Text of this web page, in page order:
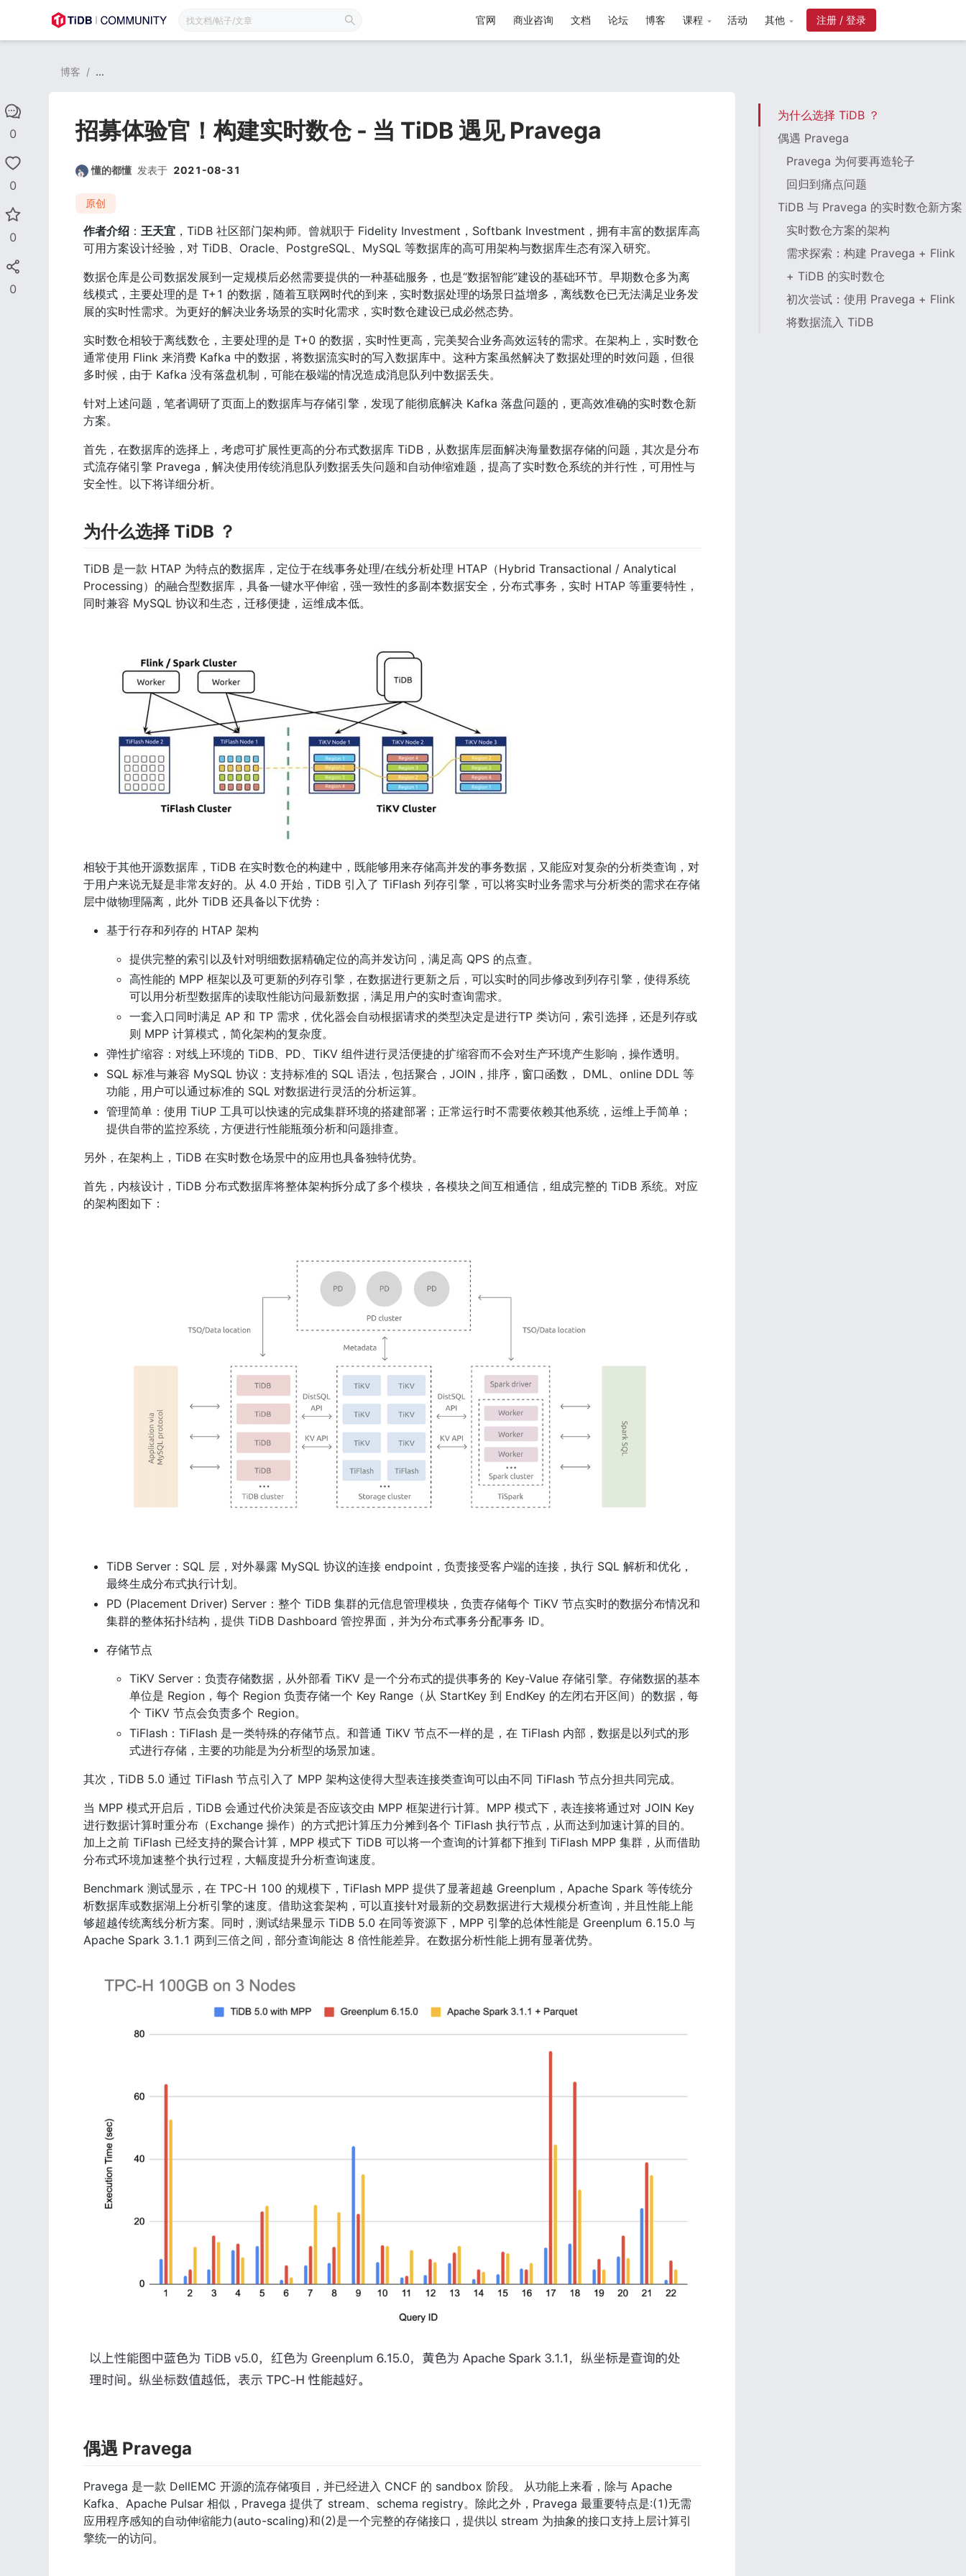
官网 商业咨询 文档 论坛 博客 课程 活动 其他 注册 / 登录
0
0
0
0
博客 / ...
招募体验官！构建实时数仓 - 当 TiDB 遇见 Pravega
懂的都懂 发表于 2021-08-31
原创
作者介绍 ： 王天宜 ，TiDB 社区部门架构师。曾就职于 Fidelity Investment，Softbank Investment，拥有丰富的数据库高
可用方案设计经验，对 TiDB、Oracle、PostgreSQL、MySQL 等数据库的高可用架构与数据库生态有深入研究。
数据仓库是公司数据发展到一定规模后必然需要提供的一种基础服务，也是“数据智能”建设的基础环节。早期数仓多为离
线模式，主要处理的是 T+1 的数据，随着互联网时代的到来，实时数据处理的场景日益增多，离线数仓已无法满足业务发
展的实时性需求。为更好的解决业务场景的实时化需求，实时数仓建设已成必然态势。
实时数仓相较于离线数仓，主要处理的是 T+0 的数据，实时性更高，完美契合业务高效运转的需求。在架构上，实时数仓
通常使用 Flink 来消费 Kafka 中的数据，将数据流实时的写入数据库中。这种方案虽然解决了数据处理的时效问题，但很
多时候，由于 Kafka 没有落盘机制，可能在极端的情况造成消息队列中数据丢失。
针对上述问题，笔者调研了页面上的数据库与存储引擎，发现了能彻底解决 Kafka 落盘问题的，更高效准确的实时数仓新
方案。
首先，在数据库的选择上，考虑可扩展性更高的分布式数据库 TiDB，从数据库层面解决海量数据存储的问题，其次是分布
式流存储引擎 Pravega，解决使用传统消息队列数据丢失问题和自动伸缩难题，提高了实时数仓系统的并行性，可用性与
安全性。以下将详细分析。
为什么选择 TiDB ？
TiDB 是一款 HTAP 为特点的数据库，定位于在线事务处理/在线分析处理 HTAP（Hybrid Transactional / Analytical
Processing）的融合型数据库，具备一键水平伸缩，强一致性的多副本数据安全，分布式事务，实时 HTAP 等重要特性，
同时兼容 MySQL 协议和生态，迁移便捷，运维成本低。
相较于其他开源数据库，TiDB 在实时数仓的构建中，既能够用来存储高并发的事务数据，又能应对复杂的分析类查询，对
于用户来说无疑是非常友好的。从 4.0 开始，TiDB 引入了 TiFlash 列存引擎，可以将实时业务需求与分析类的需求在存储
层中做物理隔离，此外 TiDB 还具备以下优势：
基于行存和列存的 HTAP 架构
提供完整的索引以及针对明细数据精确定位的高并发访问，满足高 QPS 的点查。
高性能的 MPP 框架以及可更新的列存引擎，在数据进行更新之后，可以实时的同步修改到列存引擎，使得系统
可以用分析型数据库的读取性能访问最新数据，满足用户的实时查询需求。
一套入口同时满足 AP 和 TP 需求，优化器会自动根据请求的类型决定是进行TP 类访问，索引选择，还是列存或
则 MPP 计算模式，简化架构的复杂度。
弹性扩缩容：对线上环境的 TiDB、PD、TiKV 组件进行灵活便捷的扩缩容而不会对生产环境产生影响，操作透明。
SQL 标准与兼容 MySQL 协议：支持标准的 SQL 语法，包括聚合，JOIN，排序，窗口函数， DML、online DDL 等
功能，用户可以通过标准的 SQL 对数据进行灵活的分析运算。
管理简单：使用 TiUP 工具可以快速的完成集群环境的搭建部署；正常运行时不需要依赖其他系统，运维上手简单；
提供自带的监控系统，方便进行性能瓶颈分析和问题排查。
另外，在架构上，TiDB 在实时数仓场景中的应用也具备独特优势。
首先，内核设计，TiDB 分布式数据库将整体架构拆分成了多个模块，各模块之间互相通信，组成完整的 TiDB 系统。对应
的架构图如下：
TiDB Server：SQL 层，对外暴露 MySQL 协议的连接 endpoint，负责接受客户端的连接，执行 SQL 解析和优化，
最终生成分布式执行计划。
PD (Placement Driver) Server：整个 TiDB 集群的元信息管理模块，负责存储每个 TiKV 节点实时的数据分布情况和
集群的整体拓扑结构，提供 TiDB Dashboard 管控界面，并为分布式事务分配事务 ID。
存储节点
TiKV Server：负责存储数据，从外部看 TiKV 是一个分布式的提供事务的 Key-Value 存储引擎。存储数据的基本
单位是 Region，每个 Region 负责存储一个 Key Range（从 StartKey 到 EndKey 的左闭右开区间）的数据，每
个 TiKV 节点会负责多个 Region。
TiFlash：TiFlash 是一类特殊的存储节点。和普通 TiKV 节点不一样的是，在 TiFlash 内部，数据是以列式的形
式进行存储，主要的功能是为分析型的场景加速。
其次，TiDB 5.0 通过 TiFlash 节点引入了 MPP 架构这使得大型表连接类查询可以由不同 TiFlash 节点分担共同完成。
当 MPP 模式开启后，TiDB 会通过代价决策是否应该交由 MPP 框架进行计算。MPP 模式下，表连接将通过对 JOIN Key
进行数据计算时重分布（Exchange 操作）的方式把计算压力分摊到各个 TiFlash 执行节点，从而达到加速计算的目的。
加上之前 TiFlash 已经支持的聚合计算，MPP 模式下 TiDB 可以将一个查询的计算都下推到 TiFlash MPP 集群，从而借助
分布式环境加速整个执行过程，大幅度提升分析查询速度。
Benchmark 测试显示，在 TPC-H 100 的规模下，TiFlash MPP 提供了显著超越 Greenplum，Apache Spark 等传统分
析数据库或数据湖上分析引擎的速度。借助这套架构，可以直接针对最新的交易数据进行大规模分析查询，并且性能上能
够超越传统离线分析方案。同时，测试结果显示 TiDB 5.0 在同等资源下，MPP 引擎的总体性能是 Greenplum 6.15.0 与
Apache Spark 3.1.1 两到三倍之间，部分查询能达 8 倍性能差异。在数据分析性能上拥有显著优势。
偶遇 Pravega
Pravega 是一款 DellEMC 开源的流存储项目，并已经进入 CNCF 的 sandbox 阶段。 从功能上来看，除与 Apache
Kafka、Apache Pulsar 相似，Pravega 提供了 stream、schema registry。除此之外，Pravega 最重要特点是:(1)无需
应用程序感知的自动伸缩能力(auto-scaling)和(2)是一个完整的存储接口，提供以 stream 为抽象的接口支持上层计算引
擎统一的访问。
为什么选择 TiDB ？
偶遇 Pravega
Pravega 为何要再造轮子
回归到痛点问题
TiDB 与 Pravega 的实时数仓新方案
实时数仓方案的架构
需求探索：构建 Pravega + Flink
+ TiDB 的实时数仓
初次尝试：使用 Pravega + Flink
将数据流入 TiDB